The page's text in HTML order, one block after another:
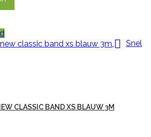
 Snel
CLASSIC BAND XS BLAUW 3M